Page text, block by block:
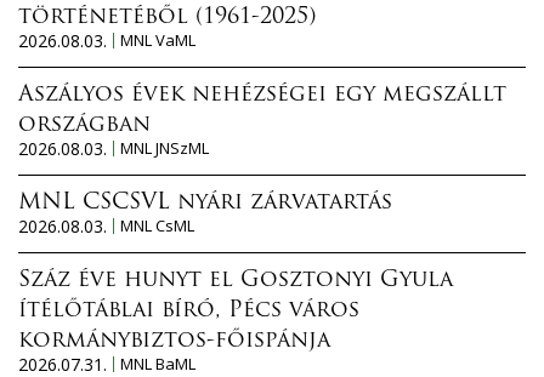
történetéből (1961-2025)
2026.08.03.
MNL VaML
Aszályos évek nehézségei egy megszállt
országban
2026.08.03.
MNL JNSzML
MNL CSCSVL nyári zárvatartás
2026.08.03.
MNL CsML
Száz éve hunyt el Gosztonyi Gyula
ítélőtáblai bíró, Pécs város
kormánybiztos-főispánja
2026.07.31.
MNL BaML